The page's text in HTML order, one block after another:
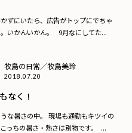
ずにいたら、広告がトップにでちゃ
いかんいかん。 9月なにしてた...
牧島の日常／牧島美玲
2018.07.20
なく！
な暑さの中。 現場も通勤もキツイの
っちの暑さ・熱さは別物です。 ...